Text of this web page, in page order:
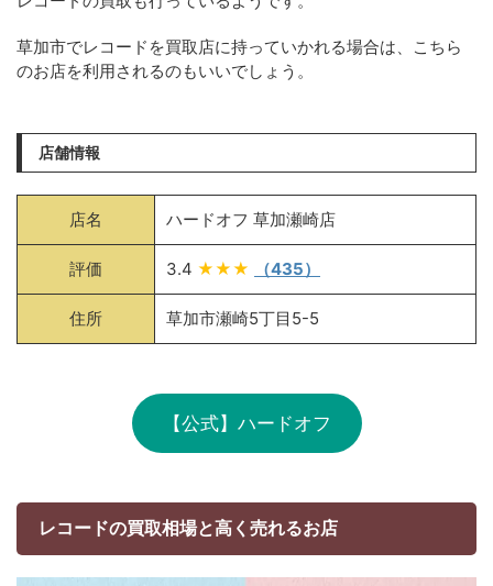
草加市でレコードを買取店に持っていかれる場合は、こちら
のお店を利用されるのもいいでしょう。
店舗情報
店名 ハードオフ 草加瀬崎店
評価 3.4 ★★★ （435）
住所 草加市瀬崎5丁目5-5
【公式】ハードオフ
レコードの買取相場と高く売れるお店